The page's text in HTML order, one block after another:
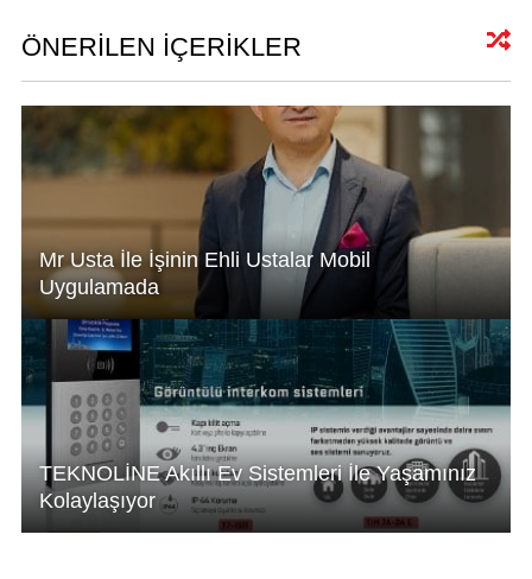
A
p
p
dI
n
b
o
o
k
ÖNERİLEN İÇERİKLER
Mr Usta İle İşinin Ehli Ustalar Mobil
Uygulamada
TEKNOLİNE Akıllı Ev Sistemleri İle Yaşamınız
Kolaylaşıyor